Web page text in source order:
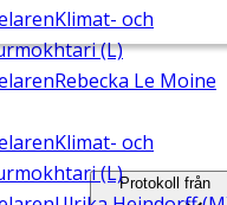
Klimat- och
(L)
Rebecka Le Moine
Klimat- och
(L)Protokoll från